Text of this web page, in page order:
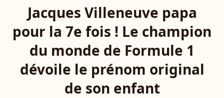
Jacques Villeneuve papa
pour la 7e fois ! Le champion
du monde de Formule 1
dévoile le prénom original
de son enfant